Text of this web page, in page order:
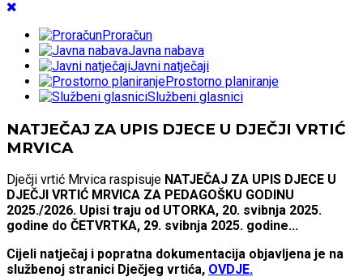
Proračun
Javna nabava
Javni natječaji
Prostorno planiranje
Službeni glasnici
NATJEČAJ ZA UPIS DJECE U DJEČJI VRTIĆ
MRVICA
Dječji vrtić Mrvica raspisuje NATJEČAJ ZA UPIS DJECE U
DJEČJI VRTIĆ MRVICA ZA PEDAGOŠKU GODINU
2025./2026. Upisi traju od UTORKA, 20. svibnja 2025.
godine do ČETVRTKA, 29. svibnja 2025. godine...
Cijeli natječaj i popratna dokumentacija objavljena je na
službenoj stranici Dječjeg vrtića, OVDJE.